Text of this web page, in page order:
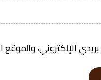
الإلكتروني، والموقع